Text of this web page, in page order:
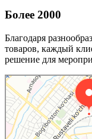
Более 2000
Благодаря
товаров, каждый
решение для